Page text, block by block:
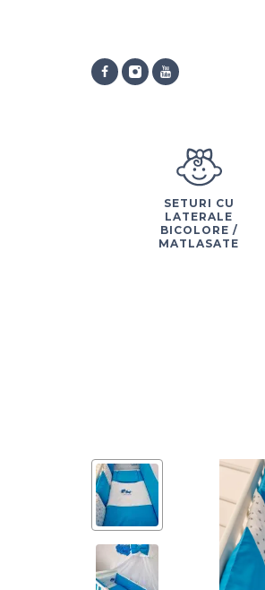
SETURI CU
LATERALE
BICOLORE /
MATLASATE